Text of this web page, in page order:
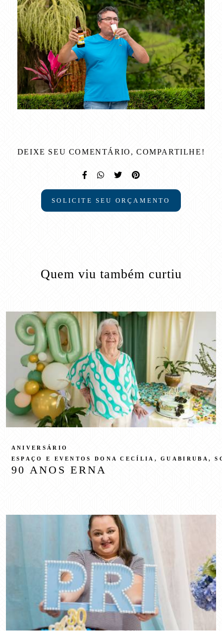
DEIXE SEU COMENTÁRIO, COMPARTILHE!
SOLICITE SEU ORÇAMENTO
Quem viu também curtiu
90 ANOS ERNA
ANIVERSÁRIO
ESPAÇO E EVENTOS DONA CECÍLIA, GUABIRUBA,